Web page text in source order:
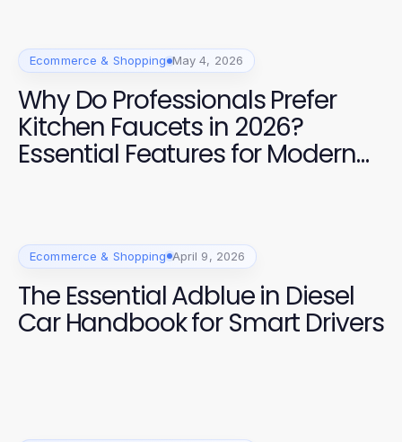
Ecommerce & Shopping May 4, 2026
Why Do Professionals Prefer
Kitchen Faucets in 2026?
Essential Features for Modern
Ecommerce & Shopping April 9, 2026
The Essential Adblue in Diesel
Car Handbook for Smart Drivers